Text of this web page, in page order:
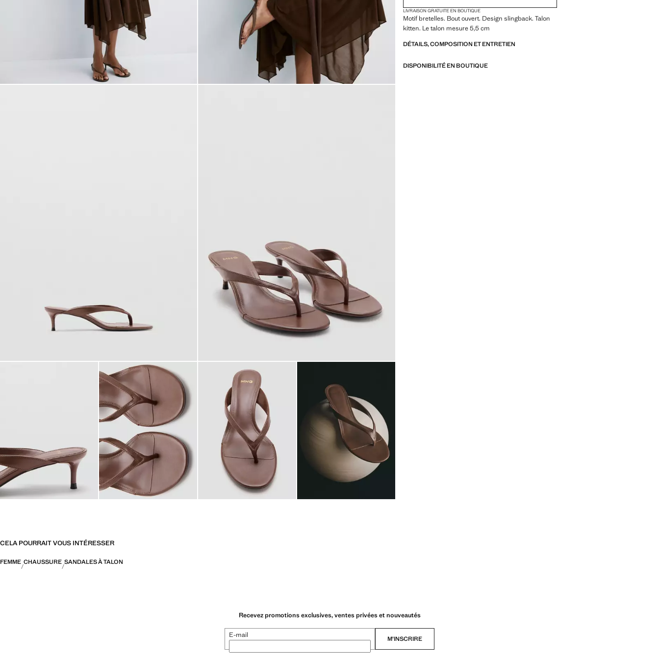
LIVRAISON GRATUITE EN BOUTIQUE
Motif bretelles. Bout ouvert. Design slingback. Talon
kitten. Le talon mesure 5,5 cm
DÉTAILS, COMPOSITION ET ENTRETIEN
DISPONIBILITÉ EN BOUTIQUE
CELA POURRAIT VOUS INTÉRESSER
FEMME CHAUSSURE SANDALES À TALON
Recevez promotions exclusives, ventes privées et nouveautés
E-mail M’INSCRIRE